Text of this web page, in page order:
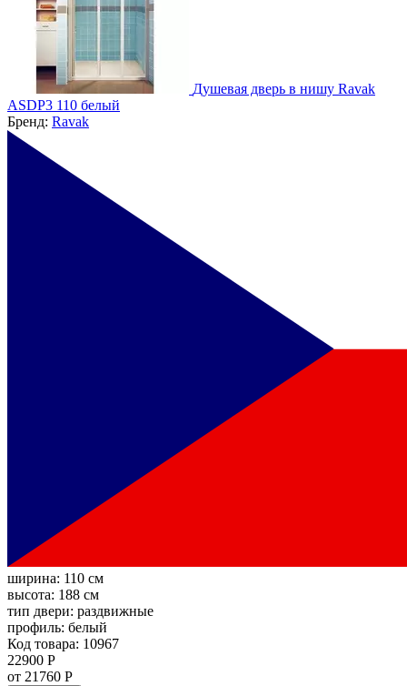
Душевая дверь в нишу Ravak
ASDP3 110 белый
Бренд: Ravak
ширина: 110 см
высота: 188 см
тип двери: раздвижные
профиль: белый
Код товара: 10967
22900 Р
от 21760 Р